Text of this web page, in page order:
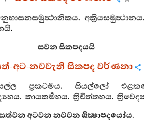
සවන සිකපදයයි
අට-නවවැනි සිකපද වර්ණනා
ප්‍රකටමය. සියල්ලෝ
කායකර්‍මහය. ත්‍රිචිත්තහය.
අටවන නවවන ශික්‍ෂාපදයෝය.